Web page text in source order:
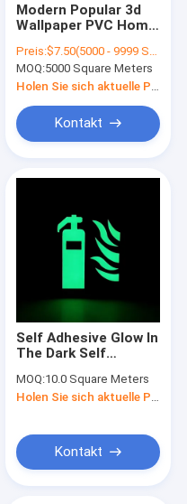
Modern Popular 3d
Wallpaper PVC Home
Adhesive Wallpaper
Preis:$7.50(5000 - 9999 Square Meters) $6.20(10000 - 12999 Square Meters) $5.50(>=13000 Square Meters)
MOQ:5000 Square Meters
Kontakt
Self Adhesive Glow In
The Dark Self
Adhesive Vinyl PVC /
Luminous Films
MOQ:10.0 Square Meters
Kontakt